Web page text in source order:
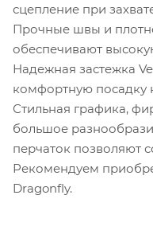
сцепление при
Прочные швы и
обеспечивают
Надежная застежка
комфортную посадку
Стильная графика,
большое
перчаток позволяют
Рекомендуем
Dragonfly.